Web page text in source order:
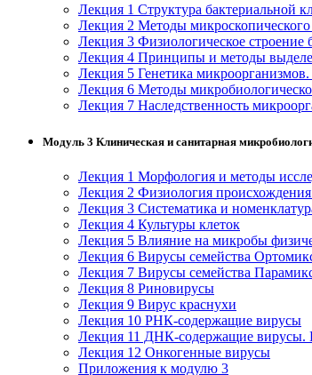
Лекция 1 Структура бактериальной
Лекция 2 Методы
Лекция 3 Физиологическое строение
Лекция 4 Принципы и методы
Лекция 5 Генетика микроорганизмов.
Лекция 6 Методы
Лекция 7 Наследственность
Модуль 3 Клиническая и санитарная
Лекция 1 Морфология и методы
Лекция 2 Физиология
Лекция 3 Систематика и
Лекция 4 Культуры клеток
Лекция 5 Влияние на микробы
Лекция 6 Вирусы семейства
Лекция 7 Вирусы семейства
Лекция 8 Риновирусы
Лекция 9 Вирус краснухи
Лекция 10 РНК-содержащие вирусы
Лекция 11 ДНК-содержащие вирусы.
Лекция 12 Онкогенные вирусы
Приложения к модулю 3